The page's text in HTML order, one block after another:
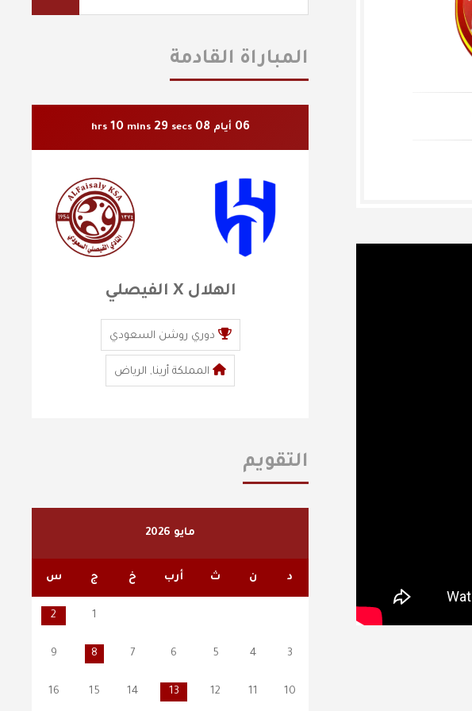
المباراة القادمة
06 أيام 08
hrs 10 mins 27 secs
الهلال X الفيصلي
دوري روشن السعودي
المملكة أرينا, الرياض
التقويم
مايو 2026
د ن ث أرب خ ج س
1
2
3
4
5
6
7
8
9
10
11
12
13
14
15
16